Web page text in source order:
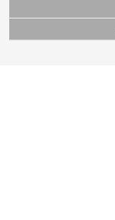
当サイトで公開されている情
これらの情報を権利者の許可
当サイトに掲載している内容
弊社の見解・ 意見ではないこ
このサイトでは Cookie を使